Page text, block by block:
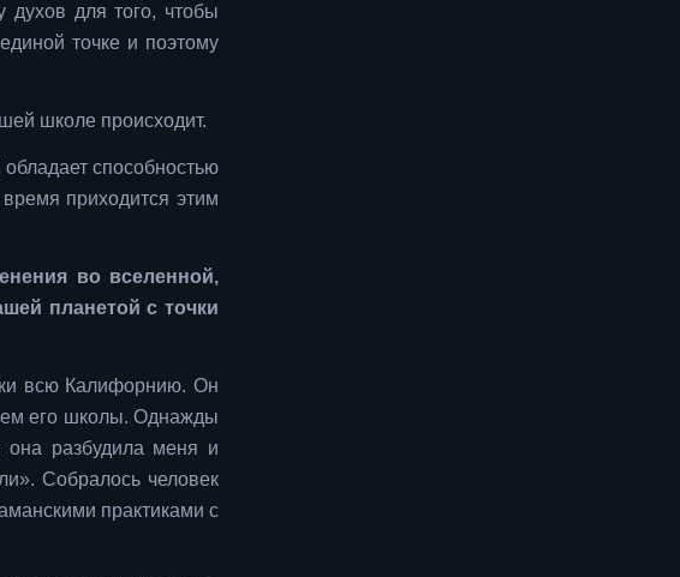
духов для того, чтобы
точке и поэтому
школе происходит.
способностью
приходится этим
во вселенной,
планетой с точки
всю Калифорнию. Он
его школы. Однажды
она разбудила меня и
Собралось человек
практиками с